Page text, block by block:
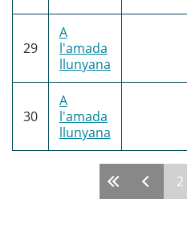
29
A
l'amada
llunyana
30
A
l'amada
llunyana
2